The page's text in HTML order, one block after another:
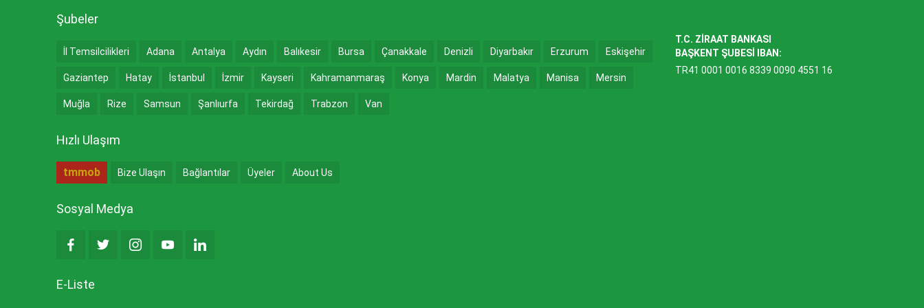
Şubeler
İl Temsilcilikleri Adana Antalya Aydın Balıkesir Bursa Çanakkale Denizli Diyarbakır Erzurum Eskişehir
Gaziantep Hatay İstanbul İzmir Kayseri Kahramanmaraş Konya Mardin Malatya Manisa Mersin
Muğla Rize Samsun Şanlıurfa Tekirdağ Trabzon Van
Hızlı Ulaşım
tmmob Bize Ulaşın Bağlantılar Üyeler About Us
Sosyal Medya
E-Liste
T.C. ZİRAAT BANKASI
BAŞKENT ŞUBESİ IBAN:
TR41 0001 0016 8339 0090 4551 16